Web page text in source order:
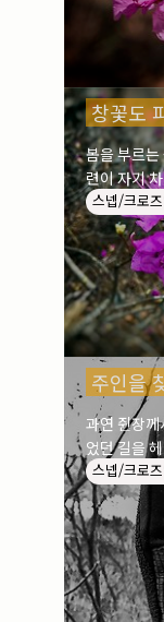
창꽃도
봄을 부르
련이 자기
스넵/크로
주인을
과연 쥔장
었던 길을
스넵/크로